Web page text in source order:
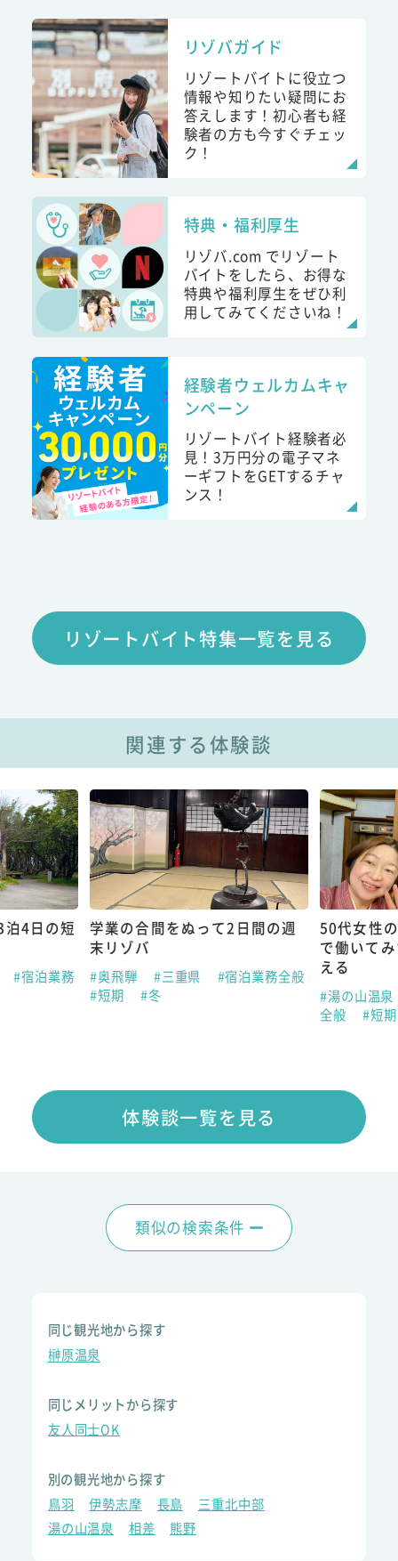
リゾバガイド
リゾートバイトに役立つ
情報や知りたい疑問にお
答えします！初心者も経
験者の方も今すぐチェッ
ク！
特典・福利厚生
リゾバ.com でリゾート
バイトをしたら、お得な
特典や福利厚生をぜひ利
用してみてくださいね！
経験者ウェルカムキャ
ンペーン
リゾートバイト経験者必
見！3万円分の電子マネ
ーギフトをGETするチャ
ンス！
リゾートバイト特集一覧を見る
関連する体験談
4日の短
#宿泊業務
学業の合間をぬって2日間の週
末リゾバ
#奥飛騨 #三重県
#宿泊業務全般
#短期
#冬
50代女性
で働いて
える
#湯の山温泉
全般
#短
体験談一覧を見る
類似の検索条件
同じ観光地から探す
榊原温泉
同じメリットから探す
友人同士OK
別の観光地から探す
鳥羽
伊勢志摩 長島
三重北中部
湯の山温泉
相差 熊野